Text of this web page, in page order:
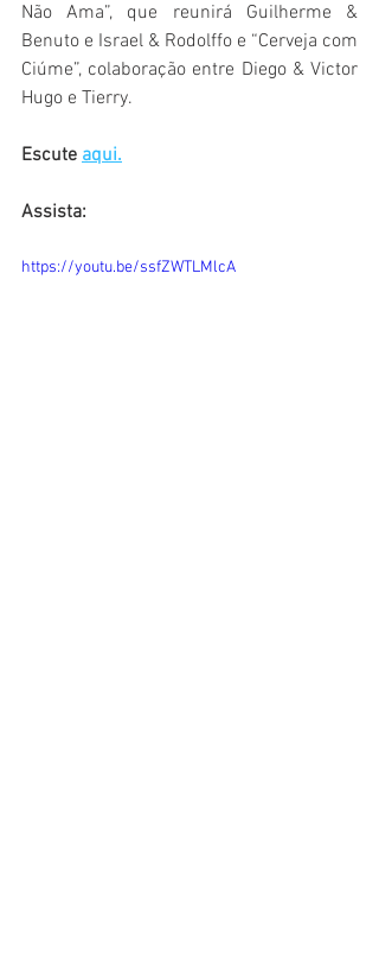
Não Ama”, que reunirá Guilherme &
Benuto e Israel & Rodolffo e “Cerveja com
Ciúme”, colaboração entre Diego & Victor
Hugo e Tierry.
Escute aqui.
Assista:
https://youtu.be/ssfZWTLMlcA